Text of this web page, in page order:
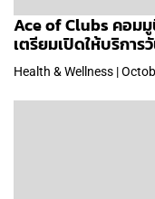
Ace of Clubs คอม
เตรียมเปิดให้บริการ
Health & Wellness |